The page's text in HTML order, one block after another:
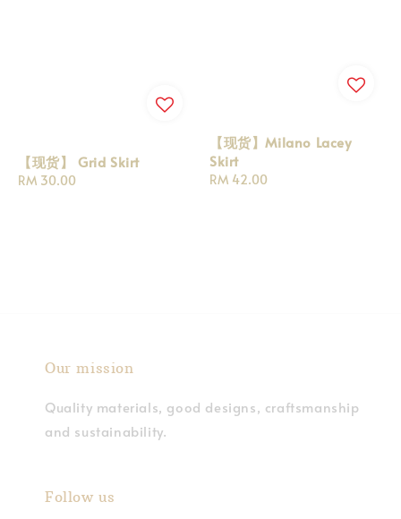
【现货】 Grid Skirt
Regular
RM 30.00
【现货】Milano Lacey
Skirt
Regular
RM 42.00
Our mission
Quality materials, good designs, craftsmanship
and sustainability.
Follow us